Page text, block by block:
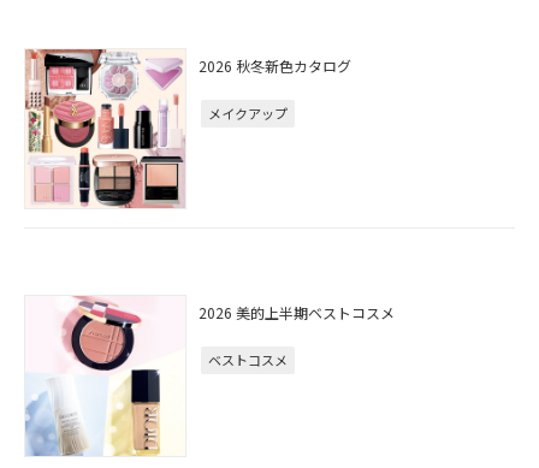
2026 秋冬新色カタログ
メイクアップ
2026 美的上半期ベストコスメ
ベストコスメ